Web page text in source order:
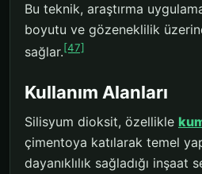
Bu teknik, araştırma
boyutu ve gözeneklilik
sağlar.[47]
Kullanım Alanları
Silisyum dioksit, özellikle
çimentoya katılarak temel
dayanıklılık sağladığı